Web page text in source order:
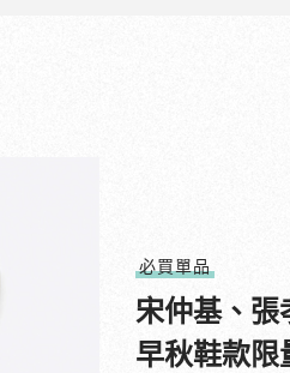
必買單品
宋仲基、張
早秋鞋款限